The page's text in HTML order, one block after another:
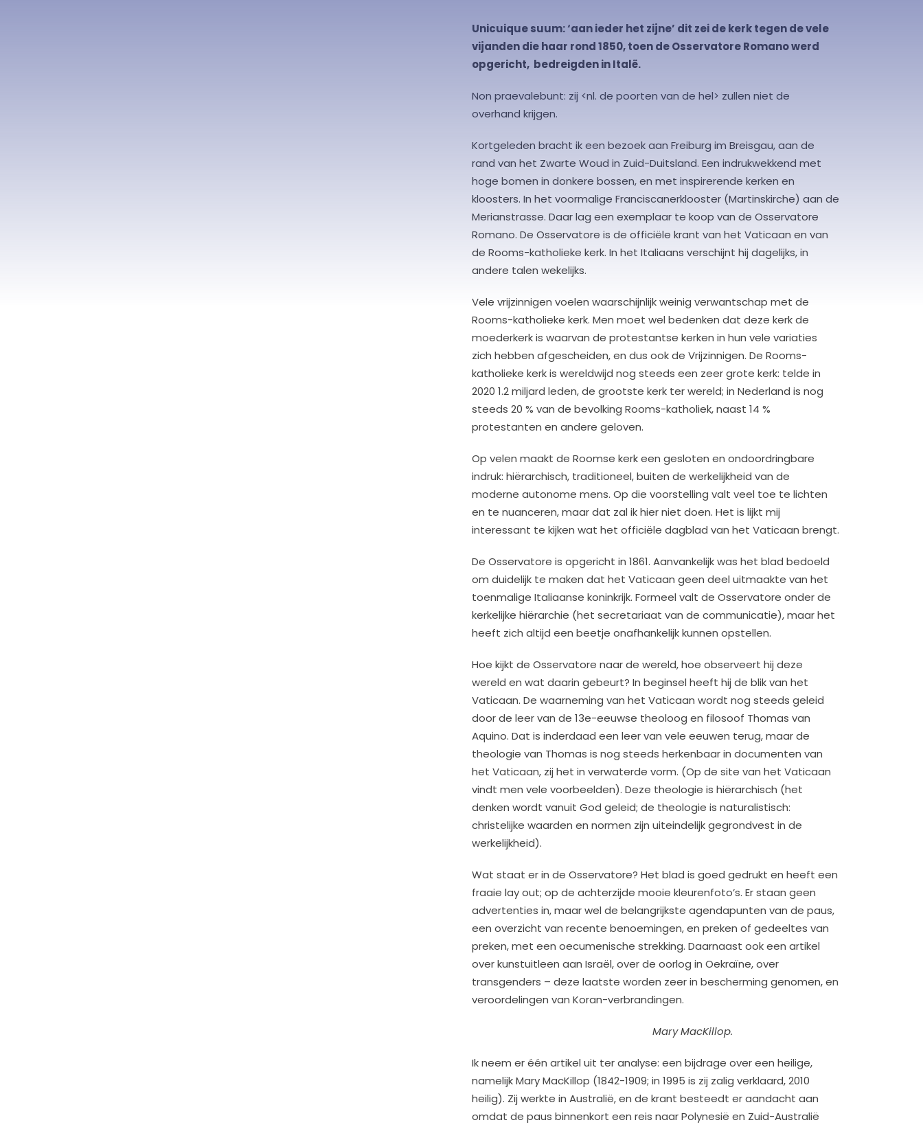
Unicuique suum: ‘aan ieder het zijne’ dit zei de kerk tegen de vele
vijanden die haar rond 1850, toen de Osservatore Romano werd
opgericht, bedreigden in Italë.
Non praevalebunt: zij <nl. de poorten van de hel> zullen niet de
overhand krijgen.
Kortgeleden bracht ik een bezoek aan Freiburg im Breisgau, aan de
rand van het Zwarte Woud in Zuid-Duitsland. Een indrukwekkend met
hoge bomen in donkere bossen, en met inspirerende kerken en
kloosters. In het voormalige Franciscanerklooster (Martinskirche) aan de
Merianstrasse. Daar lag een exemplaar te koop van de Osservatore
Romano. De Osservatore is de officiële krant van het Vaticaan en van
de Rooms-katholieke kerk. In het Italiaans verschijnt hij dagelijks, in
andere talen wekelijks.
Vele vrijzinnigen voelen waarschijnlijk weinig verwantschap met de
Rooms-katholieke kerk. Men moet wel bedenken dat deze kerk de
moederkerk is waarvan de protestantse kerken in hun vele variaties
zich hebben afgescheiden, en dus ook de Vrijzinnigen. De Rooms-
katholieke kerk is wereldwijd nog steeds een zeer grote kerk: telde in
2020 1.2 miljard leden, de grootste kerk ter wereld; in Nederland is nog
steeds 20 % van de bevolking Rooms-katholiek, naast 14 %
protestanten en andere geloven.
Op velen maakt de Roomse kerk een gesloten en ondoordringbare
indruk: hiërarchisch, traditioneel, buiten de werkelijkheid van de
moderne autonome mens. Op die voorstelling valt veel toe te lichten
en te nuanceren, maar dat zal ik hier niet doen. Het is lijkt mij
interessant te kijken wat het officiële dagblad van het Vaticaan brengt.
De Osservatore is opgericht in 1861. Aanvankelijk was het blad bedoeld
om duidelijk te maken dat het Vaticaan geen deel uitmaakte van het
toenmalige Italiaanse koninkrijk. Formeel valt de Osservatore onder de
kerkelijke hiërarchie (het secretariaat van de communicatie), maar het
heeft zich altijd een beetje onafhankelijk kunnen opstellen.
Hoe kijkt de Osservatore naar de wereld, hoe observeert hij deze
wereld en wat daarin gebeurt? In beginsel heeft hij de blik van het
Vaticaan. De waarneming van het Vaticaan wordt nog steeds geleid
door de leer van de 13e-eeuwse theoloog en filosoof Thomas van
Aquino. Dat is inderdaad een leer van vele eeuwen terug, maar de
theologie van Thomas is nog steeds herkenbaar in documenten van
het Vaticaan, zij het in verwaterde vorm. (Op de site van het Vaticaan
vindt men vele voorbeelden). Deze theologie is hiërarchisch (het
denken wordt vanuit God geleid; de theologie is naturalistisch:
christelijke waarden en normen zijn uiteindelijk gegrondvest in de
werkelijkheid).
Wat staat er in de Osservatore? Het blad is goed gedrukt en heeft een
fraaie lay out; op de achterzijde mooie kleurenfoto’s. Er staan geen
advertenties in, maar wel de belangrijkste agendapunten van de paus,
een overzicht van recente benoemingen, en preken of gedeeltes van
preken, met een oecumenische strekking. Daarnaast ook een artikel
over kunstuitleen aan Israël, over de oorlog in Oekraïne, over
transgenders – deze laatste worden zeer in bescherming genomen, en
veroordelingen van Koran-verbrandingen.
Mary MacKillop.
Ik neem er één artikel uit ter analyse: een bijdrage over een heilige,
namelijk Mary MacKillop (1842-1909; in 1995 is zij zalig verklaard, 2010
heilig). Zij werkte in Australië, en de krant besteedt er aandacht aan
omdat de paus binnenkort een reis naar Polynesië en Zuid-Australië